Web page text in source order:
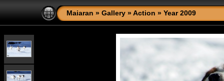
Maiaran » Gallery »Action » Year 2009